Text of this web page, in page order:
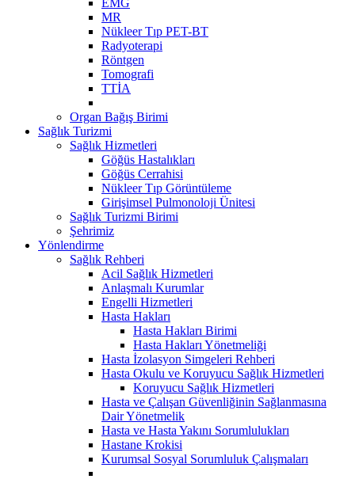
MR
Nükleer Tıp PET-BT
Radyoterapi
Röntgen
Tomografi
TTİA
Organ Bağış Birimi
Sağlık Turizmi
Sağlık Hizmetleri
Göğüs Hastalıkları
Göğüs Cerrahisi
Nükleer Tıp Görüntüleme
Girişimsel Pulmonoloji Ünitesi
Sağlık Turizmi Birimi
Şehrimiz
Yönlendirme
Sağlık Rehberi
Acil Sağlık Hizmetleri
Anlaşmalı Kurumlar
Engelli Hizmetleri
Hasta Hakları
Hasta Hakları Birimi
Hasta Hakları Yönetmeliği
Hasta İzolasyon Simgeleri Rehberi
Hasta Okulu ve Koruyucu Sağlık Hizmetleri
Koruyucu Sağlık Hizmetleri
Hasta ve Çalışan Güvenliğinin Sağlanmasına
Dair Yönetmelik
Hasta ve Hasta Yakını Sorumlulukları
Hastane Krokisi
Kurumsal Sosyal Sorumluluk Çalışmaları